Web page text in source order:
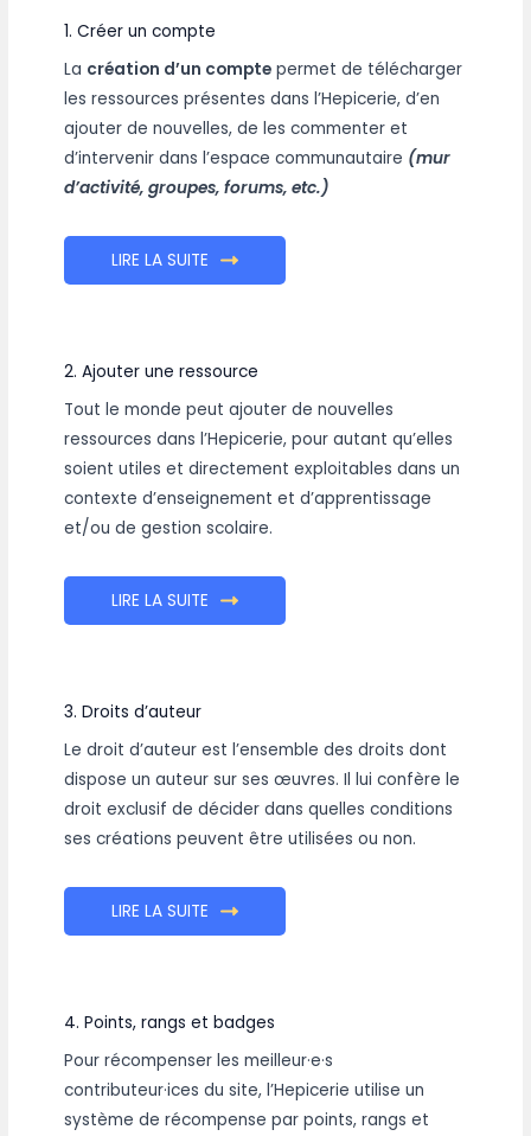
1. Créer un compte
La création d’un compte permet de télécharger
les ressources présentes dans l’Hepicerie, d’en
ajouter de nouvelles, de les commenter et
d’intervenir dans l’espace communautaire (mur
d’activité, groupes, forums, etc.)
LIRE LA SUITE
2. Ajouter une ressource
Tout le monde peut ajouter de nouvelles
ressources dans l’Hepicerie, pour autant qu’elles
soient utiles et directement exploitables dans un
contexte d’enseignement et d’apprentissage
et/ou de gestion scolaire.
LIRE LA SUITE
3. Droits d’auteur
Le droit d’auteur est l’ensemble des droits dont
dispose un auteur sur ses œuvres. Il lui confère le
droit exclusif de décider dans quelles conditions
ses créations peuvent être utilisées ou non.
LIRE LA SUITE
4. Points, rangs et badges
Pour récompenser les meilleur·e·s
contributeur·ices du site, l’Hepicerie utilise un
système de récompense par points, rangs et